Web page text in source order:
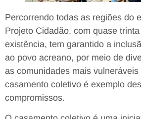
Percorrendo todas as regiões do
Projeto Cidadão, com quase
existência, tem garantido a
ao povo acreano, por meio de
as comunidades mais
casamento coletivo é exemplo
compromissos.